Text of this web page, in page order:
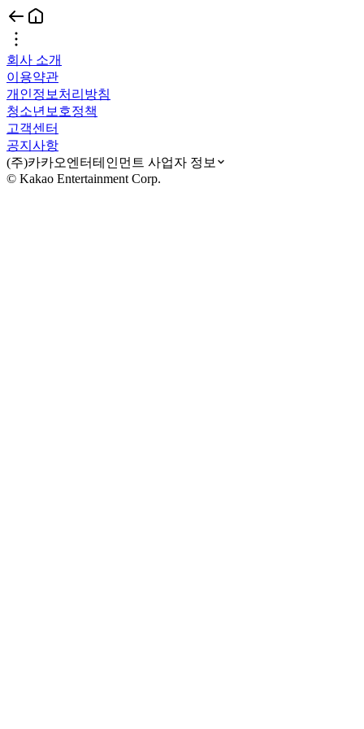
회사 소개
이용약관
개인정보처리방침
청소년보호정책
고객센터
공지사항
(주)카카오엔터테인먼트 사업자 정보
© Kakao Entertainment Corp.